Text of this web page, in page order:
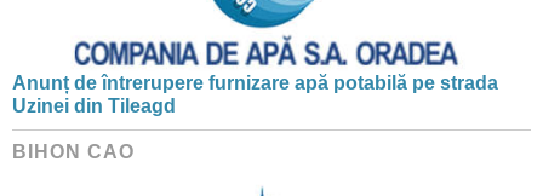
Anunț de întrerupere furnizare apă potabilă pe strada
Uzinei din Tileagd
BIHON CAO